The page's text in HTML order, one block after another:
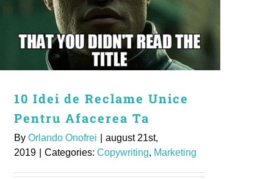
10 Idei de Reclame Unice
Pentru Afacerea Ta
By Orlando Onofrei
august 21st,
2019
Categories: Copywriting, Marketing